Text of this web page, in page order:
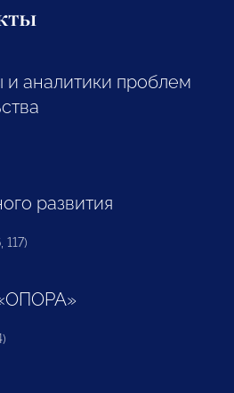
и аналитики проблем
развития
117)